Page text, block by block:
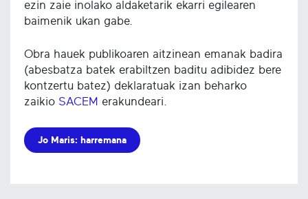
ezin zaie inolako aldaketarik ekarri egilearen
baimenik ukan gabe.
Obra hauek publikoaren aitzinean emanak badira
(abesbatza batek erabiltzen baditu adibidez bere
kontzertu batez) deklaratuak izan beharko
zaikio SACEM erakundeari.
Jo Maris: harremana